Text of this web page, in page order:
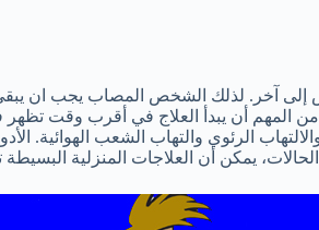
آخر. لذلك الشخص المصاب يجب ان يبقى
المهم أن يبدأ العلاج في أقرب وقت
الرئوي والتهاب الشعب الهوائية.
يمكن أن العلاجات المنزلية البسيطة